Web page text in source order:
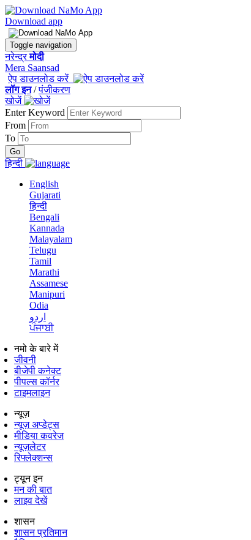
Download app
Toggle navigation
नरेन्द्रमोदी
Mera Saansad
ऐप डाउनलोड करें
लॉग इन/पंजीकरण
खोजें
Enter Keyword
From
To
हिन्दी
English
Gujarati
हिन्दी
Bengali
Kannada
Malayalam
Telugu
Tamil
Marathi
Assamese
Manipuri
Odia
اردو
ਪੰਜਾਬੀ
नमो के बारे में
जीवनी
बीजेपी कनेक्ट
पीपल्स कॉर्नर
टाइमलाइन
न्यूज़
न्यूज़ अप्डेट्स
मीडिया कवरेज
न्यूज़लेटर
रिफ्लेक्शन्स
ट्यून इन
मन की बात
लाइव देखें
शासन
शासन प्रतिमान